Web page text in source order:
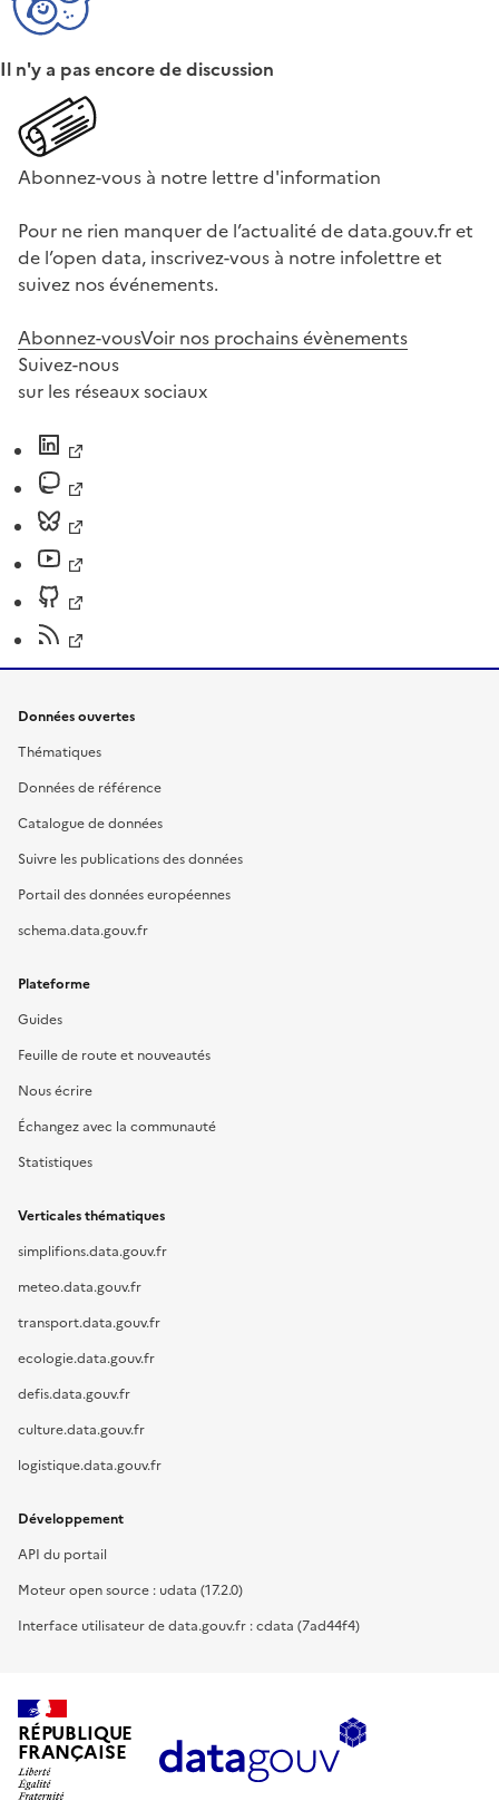
Il n'y a pas encore de discussion
Abonnez-vous à notre lettre d'information
Pour ne rien manquer de l’actualité de data.gouv.fr et
de l’open data, inscrivez-vous à notre infolettre et
suivez nos événements.
Abonnez-vousVoir nos prochains évènements
Suivez-nous
sur les réseaux sociaux
Données ouvertes
Thématiques
Données de référence
Catalogue de données
Suivre les publications des données
Portail des données européennes
schema.data.gouv.fr
Plateforme
Guides
Feuille de route et nouveautés
Nous écrire
Échangez avec la communauté
Statistiques
Verticales thématiques
simplifions.data.gouv.fr
meteo.data.gouv.fr
transport.data.gouv.fr
ecologie.data.gouv.fr
defis.data.gouv.fr
culture.data.gouv.fr
logistique.data.gouv.fr
Développement
API du portail
Moteur open source : udata (17.2.0)
Interface utilisateur de data.gouv.fr : cdata (7ad44f4)
RÉPUBLIQUE
FRANÇAISE